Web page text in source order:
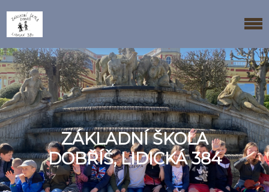
ZÁKLADNÍ ŠKOLA
DOBŘÍŠ, LIDICKÁ 384